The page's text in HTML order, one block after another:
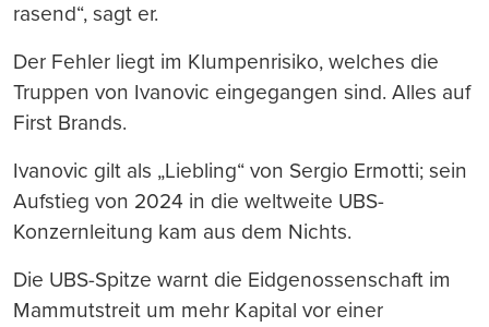
rasend“, sagt er.
Der Fehler liegt im Klumpenrisiko, welches die
Truppen von Ivanovic eingegangen sind. Alles auf
First Brands.
Ivanovic gilt als „Liebling“ von Sergio Ermotti; sein
Aufstieg von 2024 in die weltweite UBS-
Konzernleitung kam aus dem Nichts.
Die UBS-Spitze warnt die Eidgenossenschaft im
Mammutstreit um mehr Kapital vor einer